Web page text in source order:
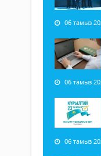
06 тамыз
06 тамыз
06 тамыз